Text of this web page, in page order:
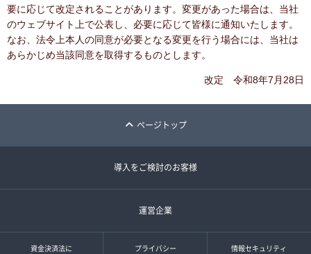
要に応じて改定されることがあります。変更があった場合は、当社
のウェブサイト上で公表し、必要に応じて皆様に通知いたします。
なお、法令上本人の同意が必要となる変更を行う場合には、当社は
あらかじめ当該同意を取得するものとします。
改定 令和8年7月28日
ページトップ
導入をご検討のお客様
運営企業
資金決済法に
プライバシー
情報セキュリティ